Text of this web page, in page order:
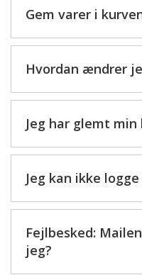
Gem varer i
Hvordan ændrer
Jeg har glemt min
Jeg kan ikke
Fejlbesked:
jeg?